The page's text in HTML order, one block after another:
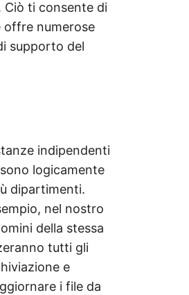
Ciò ti consente di
offre numerose
supporto del
indipendenti
logicamente
dipartimenti.
nel nostro
della stessa
tutti gli
e
i file da